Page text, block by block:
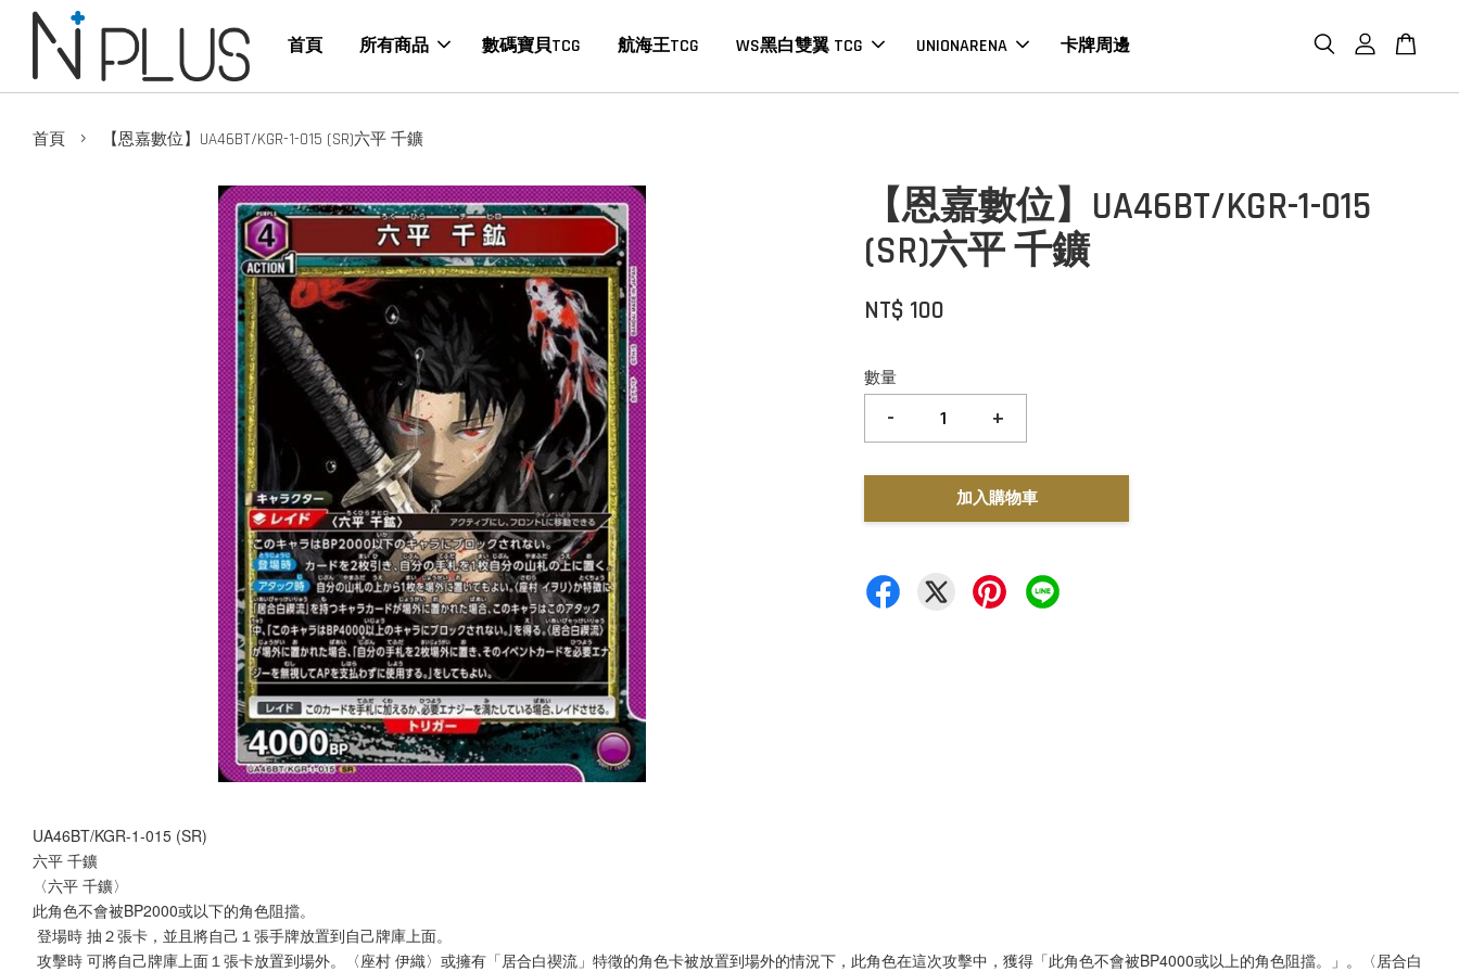
首頁 所有商品 數碼寶貝TCG 航海王TCG WS黑白雙翼 TCG UNIONARENA 卡牌周邊
首頁 › 【恩嘉數位】UA46BT/KGR-1-015 (SR)六平 千鑛
【恩嘉數位】UA46BT/KGR-1-015
(SR)六平 千鑛
NT$ 100
數量
- +
加入購物車
UA46BT/KGR-1-015 (SR)
六平 千鑛
〈六平 千鑛〉
此角色不會被BP2000或以下的角色阻擋。
登場時 抽２張卡，並且將自己１張手牌放置到自己牌庫上面。
攻擊時 可將自己牌庫上面１張卡放置到場外。〈座村 伊織〉或擁有「居合白禊流」特徵的角色卡被放置到場外的情況下，此角色在這次攻擊中，獲得「此角色不會被BP4000或以上的角色阻擋。」。〈居合白